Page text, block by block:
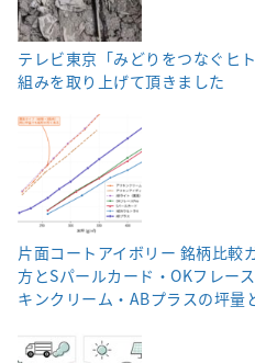
テレビ東京「みどりをつなぐヒ
組みを取り上げて頂きました
片面コートアイボリー 銘柄比較
方とSパールカード・OKフレー
キンクリーム・ABプラスの坪量